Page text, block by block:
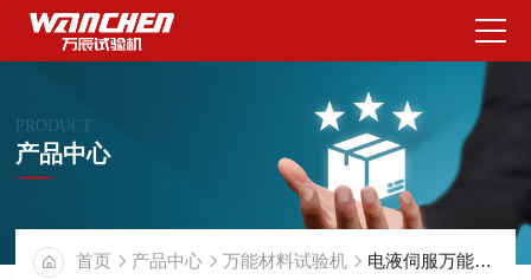
PRODUCT
产品中心
首页 产品中心 万能材料试验机 电液伺服万能试验机